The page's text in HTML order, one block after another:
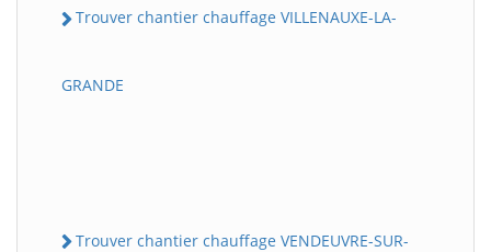
Trouver chantier chauffage VILLENAUXE-LA-
GRANDE
Trouver chantier chauffage VENDEUVRE-SUR-